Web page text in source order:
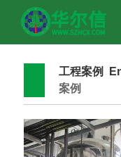
工程案例
案例